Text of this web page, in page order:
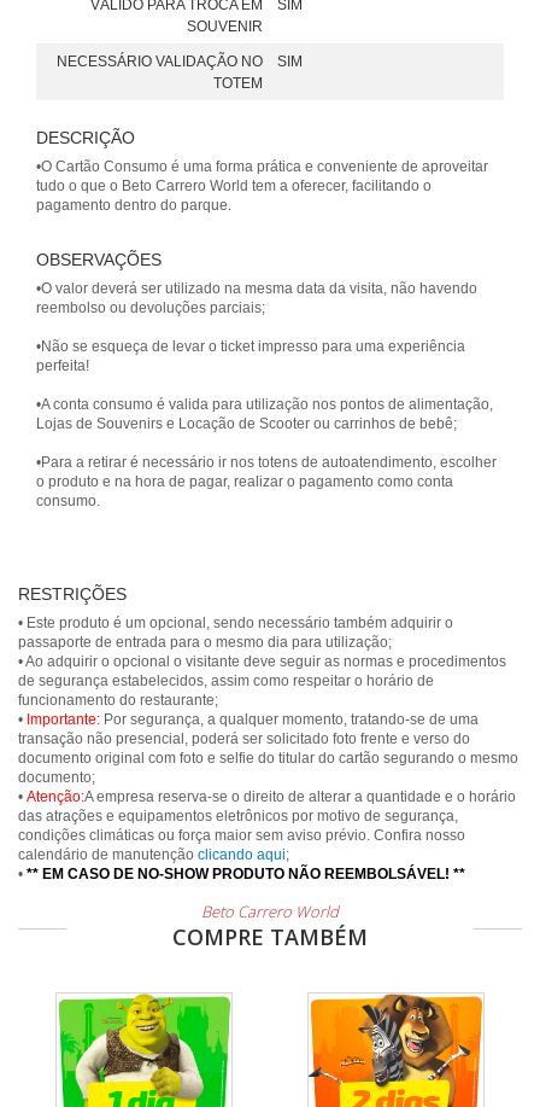
VÁLIDO PARA TROCA EM
SOUVENIR
SIM
NECESSÁRIO VALIDAÇÃO NO
TOTEM
SIM
DESCRIÇÃO
•O Cartão Consumo é uma forma prática e conveniente de aproveitar
tudo o que o Beto Carrero World tem a oferecer, facilitando o
OBSERVAÇÕES
•O valor deverá ser utilizado na mesma data da visita, não havendo
reembolso ou devoluções parciais;
•Não se esqueça de levar o ticket impresso para uma experiência
perfeita!
•A conta consumo é valida para utilização nos pontos de alimentação,
Lojas de Souvenirs e Locação de Scooter ou carrinhos de bebê;
•Para a retirar é necessário ir nos totens de autoatendimento, escolher
o produto e na hora de pagar, realizar o pagamento como conta
consumo.
RESTRIÇÕES
• Este produto é um opcional, sendo necessário também adquirir o
passaporte de entrada para o mesmo dia para utilização;
• Ao adquirir o opcional o visitante deve seguir as normas e procedimentos
de segurança estabelecidos, assim como respeitar o horário de
funcionamento do restaurante;
• Importante: Por segurança, a qualquer momento, tratando-se de uma
transação não presencial, poderá ser solicitado foto frente e verso do
documento original com foto e selfie do titular do cartão segurando o mesmo
documento;
• Atenção:A empresa reserva-se o direito de alterar a quantidade e o horário
das atrações e equipamentos eletrônicos por motivo de segurança,
condições climáticas ou força maior sem aviso prévio. Confira nosso
calendário de manutenção clicando aqui;
• ** EM CASO DE NO-SHOW PRODUTO NÃO REEMBOLSÁVEL! **
Beto Carrero World
COMPRE TAMBÉM